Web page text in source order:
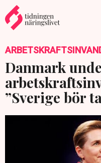
Danmark
”Sverige bör